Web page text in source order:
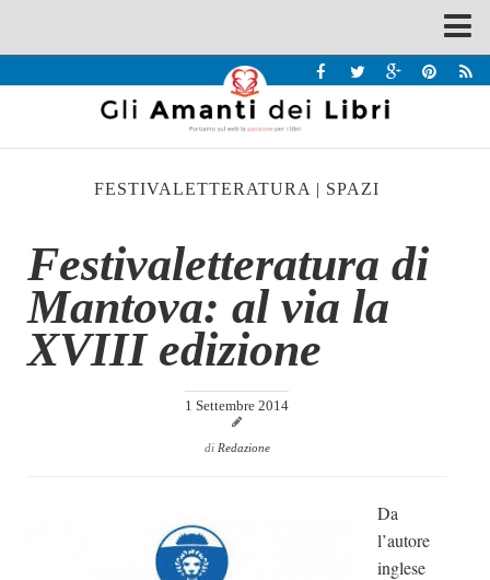
Recensioni
Interviste & Incontri
Chi siamo
Contatti
Eventi
Rassegna Stampa
FESTIVALETTERATURA | SPAZI
Festivaletteratura di
Mantova: al via la
XVIII edizione
1 Settembre 2014
di Redazione
Da
l’autore
inglese